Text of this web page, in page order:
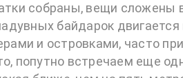
собраны, вещи сложены
байдарок
и островками, часто
попутно встречаем еще